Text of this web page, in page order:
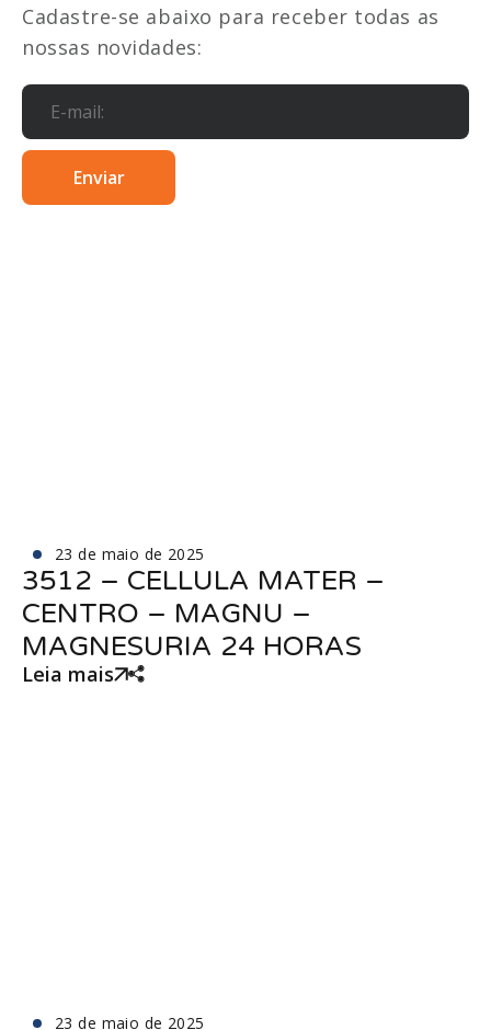
23 de maio de 2025
3512 – CELLULA MATER –
CENTRO – MAGNU –
MAGNESURIA 24 HORAS
Leia mais
23 de maio de 2025
Cadastre-se abaixo para receber todas as
nossas novidades: